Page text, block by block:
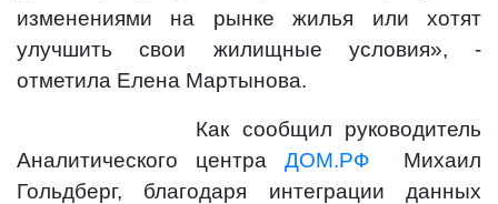
изменениями на рынке жилья или хотят
улучшить свои жилищные условия», -
отметила Елена Мартынова.
Как сообщил руководитель
Аналитического центра ДОМ.РФМихаил
Гольдберг, благодаря интеграции данных